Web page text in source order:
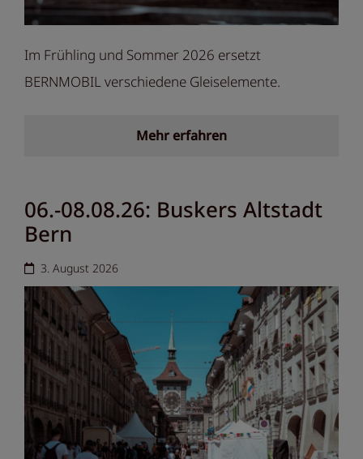
Im Frühling und Sommer 2026 ersetzt
BERNMOBIL verschiedene Gleiselemente.
Mehr erfahren
06.-08.08.26: Buskers Altstadt
Bern
3. August 2026